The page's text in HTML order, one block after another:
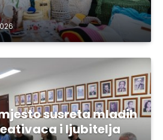
susreta mladih
i ljubitelja